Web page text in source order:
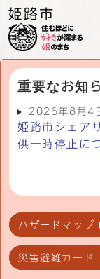
重要なお知
2026年8月4
姫路市シェア
供一時停止に
ハザードマップ
災害避難カード